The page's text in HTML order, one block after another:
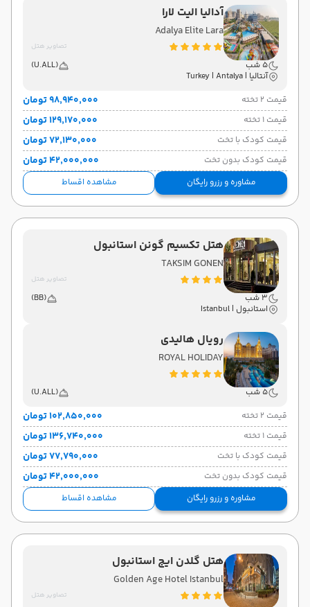
آدالیا الیت لارا
Adalya Elite Lara
تصاویر هتل
5 شب
(U.ALL)
آنتالیا | Turkey | Antalya
قیمت 2 تخته
۹۸٬۹۴۰٬۰۰۰ تومان
قیمت 1 تخته ۱۲۹٬۱۷۰٬۰۰۰ تومان
قیمت کودک با تخت ۷۲٬۱۳۰٬۰۰۰ تومان
قیمت کودک بدون تخت ۴۲٬۰۰۰٬۰۰۰ تومان
مشاوره و رزرو رایگان مشاهده اقساط
هتل تکسیم گونن استانبول
TAKSIM GONEN
تصاویر هتل
3 شب
(BB)
استانبول | Istanbul
رویال هالیدی
ROYAL HOLIDAY
5 شب
(U.ALL)
قیمت 2 تخته
۱۰۲٬۸۵۰٬۰۰۰ تومان
قیمت 1 تخته ۱۳۶٬۷۴۰٬۰۰۰ تومان
قیمت کودک با تخت ۷۷٬۷۹۰٬۰۰۰ تومان
قیمت کودک بدون تخت ۴۲٬۰۰۰٬۰۰۰ تومان
مشاوره و رزرو رایگان مشاهده اقساط
هتل گلدن ایج استانبول
Golden Age Hotel Istanbul
تصاویر هتل